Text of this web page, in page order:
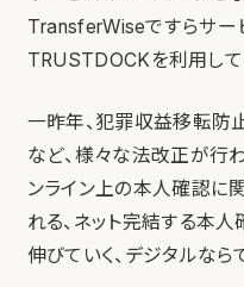
TransferWiseですらサー
TRUSTDOCKを利用して
一昨年、犯罪収益移転防
など、様々な法改正が行
ンライン上の本人確認に
れる、ネット完結する本
伸びていく、デジタルな